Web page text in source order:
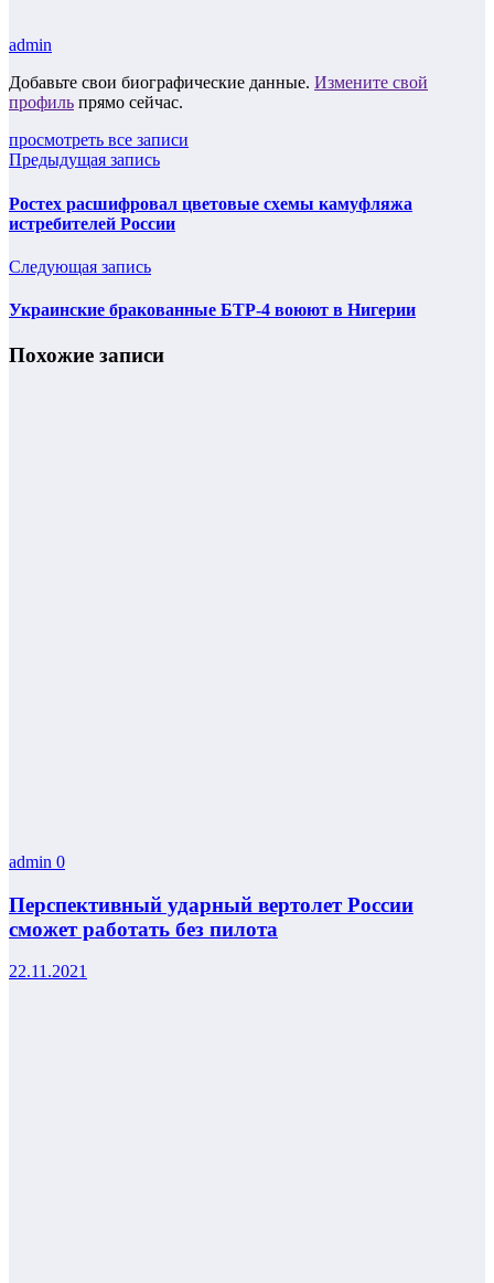
admin
Добавьте свои биографические данные. Измените свой
профиль прямо сейчас.
просмотреть все записи
Предыдущая запись
Ростех расшифровал цветовые схемы камуфляжа
истребителей России
Следующая запись
Украинские бракованные БТР-4 воюют в Нигерии
Похожие записи
admin 0
Перспективный ударный вертолет России
сможет работать без пилота
22.11.2021